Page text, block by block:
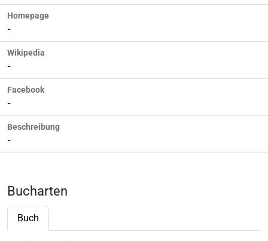
Homepage
-
Wikipedia
-
Facebook
-
Beschreibung
-
Bucharten
Buch